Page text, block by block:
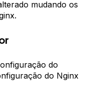
mudando os
do
do Nginx